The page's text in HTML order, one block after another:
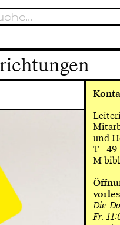
und
T +49
M
Die-
Fr: